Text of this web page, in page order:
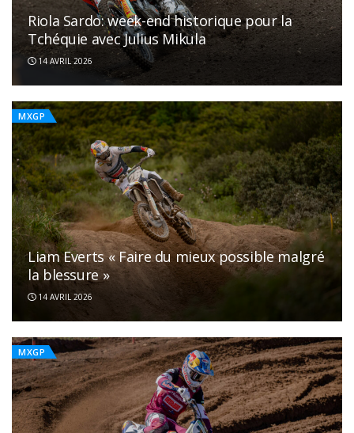
Riola Sardo: week-end historique pour la
Tchéquie avec Julius Mikula
14 AVRIL 2026
MXGP
Liam Everts « Faire du mieux possible malgré
la blessure »
14 AVRIL 2026
MXGP